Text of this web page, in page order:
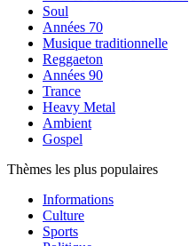
Soul
Années 70
Musique traditionnelle
Reggaeton
Années 90
Trance
Heavy Metal
Ambient
Gospel
Thèmes les plus populaires
Informations
Culture
Sports